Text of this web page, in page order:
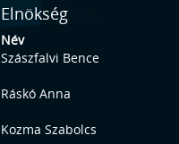
Elnökség
Név
Szászfalvi Bence
Ráskó Anna
Kozma Szabolcs